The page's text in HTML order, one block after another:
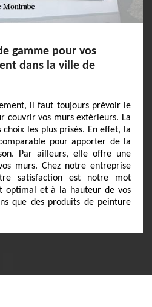
gamme pour vos
dans la ville de
il faut toujours prévoir le
couvrir vos murs extérieurs. La
les plus prisés. En effet, la
pour apporter de la
Par ailleurs, elle offre une
murs. Chez notre entreprise
satisfaction est notre mot
optimal et à la hauteur de vos
que des produits de peinture